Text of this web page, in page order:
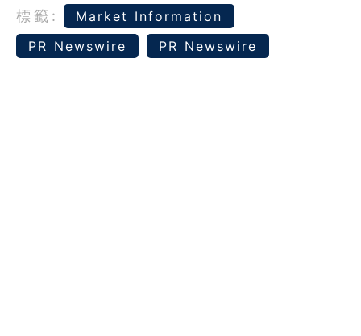
標籤:
Market Information
PR Newswire
PR Newswire